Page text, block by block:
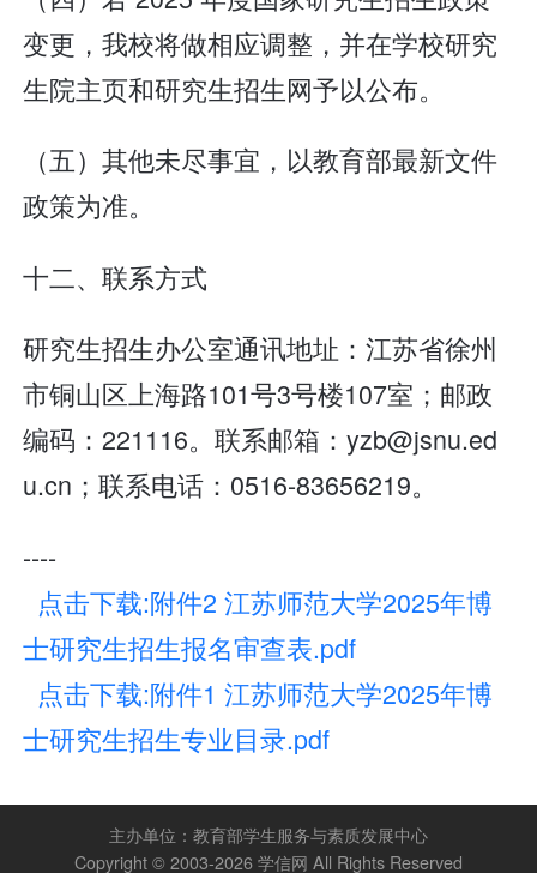
变更，我校将做相应调整，并在学校研究
生院主页和研究生招生网予以公布。
（五）其他未尽事宜，以教育部最新文件
政策为准。
十二、联系方式
研究生招生办公室通讯地址：江苏省徐州
市铜山区上海路101号3号楼107室；邮政
编码：221116。联系邮箱：yzb@jsnu.ed
u.cn；联系电话：0516-83656219。
----
点击下载:附件2 江苏师范大学2025年博
士研究生招生报名审查表.pdf
点击下载:附件1 江苏师范大学2025年博
士研究生招生专业目录.pdf
主办单位： 教育部学生服务与素质发展中心
Copyright © 2003-2026 学信网 All Rights Reserved